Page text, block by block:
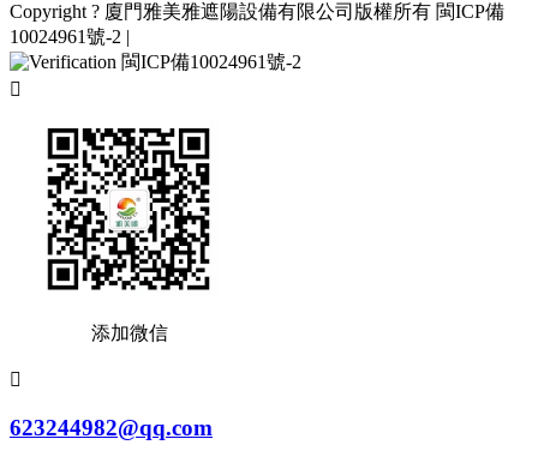
Copyright ? 廈門雅美雅遮陽設備有限公司版權所有 閩ICP備
10024961號-2 |
閩ICP備10024961號-2

添加微信

623244982@qq.com